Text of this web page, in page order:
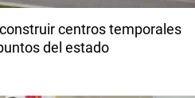
centros temporales
del estado